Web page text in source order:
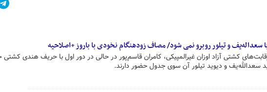
سعداله‌یف و تیلور روبرو نمی شود/ مصاف زودهنگام نخودی با باروز +اصلاحیه
کشتی آزاد اوزان غیرالمپیکی، کامران قاسم‌پور در حالی در دور اول با حریف هندی کشتی
سعدالله‌یف و دیوید تیلور آن سوی جدول حضور دارند.